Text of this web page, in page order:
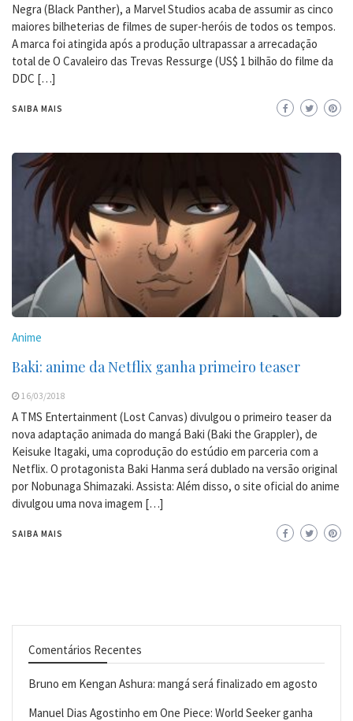
Negra (Black Panther), a Marvel Studios acaba de assumir as cinco
maiores bilheterias de filmes de super-heróis de todos os tempos.
A marca foi atingida após a produção ultrapassar a arrecadação
total de O Cavaleiro das Trevas Ressurge (US$ 1 bilhão do filme da
DDC […]
SAIBA MAIS
Anime
Baki: anime da Netflix ganha primeiro teaser
16/03/2018
A TMS Entertainment (Lost Canvas) divulgou o primeiro teaser da
nova adaptação animada do mangá Baki (Baki the Grappler), de
Keisuke Itagaki, uma coprodução do estúdio em parceria com a
Netflix. O protagonista Baki Hanma será dublado na versão original
por Nobunaga Shimazaki. Assista: Além disso, o site oficial do anime
divulgou uma nova imagem […]
SAIBA MAIS
Comentários Recentes
Bruno em Kengan Ashura: mangá será finalizado em agosto
Manuel Dias Agostinho em One Piece: World Seeker ganha